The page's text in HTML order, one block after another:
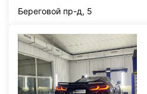
Береговой пр-д, 5